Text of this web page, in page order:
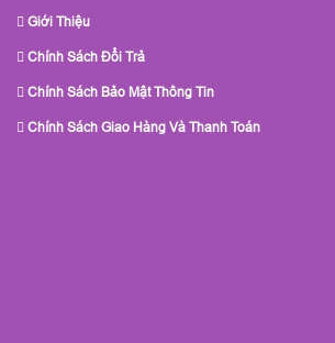
Giới Thiệu
Chính Sách Đổi Trả
Chính Sách Bảo Mật Thông Tin
Chính Sách Giao Hàng Và Thanh Toán